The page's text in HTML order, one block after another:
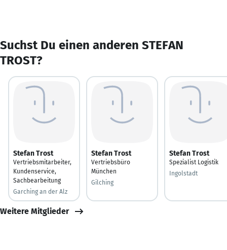
Suchst Du einen anderen STEFAN
TROST?
Stefan Trost
Vertriebsmitarbeiter,
Kundenservice,
Sachbearbeitung
Garching an der Alz
Stefan Trost
Vertriebsbüro
München
Gilching
Stefan Trost
Spezialist Logistik
Ingolstadt
Weitere Mitglieder